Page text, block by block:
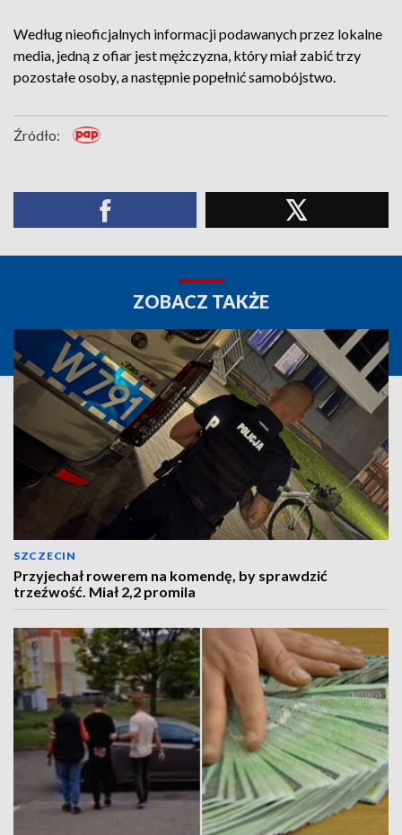
Według nieoficjalnych informacji podawanych przez lokalne
media, jedną z ofiar jest mężczyzna, który miał zabić trzy
pozostałe osoby, a następnie popełnić samobójstwo.
Źródło:
ZOBACZ TAKŻE
SZCZECIN
Przyjechał rowerem na komendę, by sprawdzić
trzeźwość. Miał 2,2 promila